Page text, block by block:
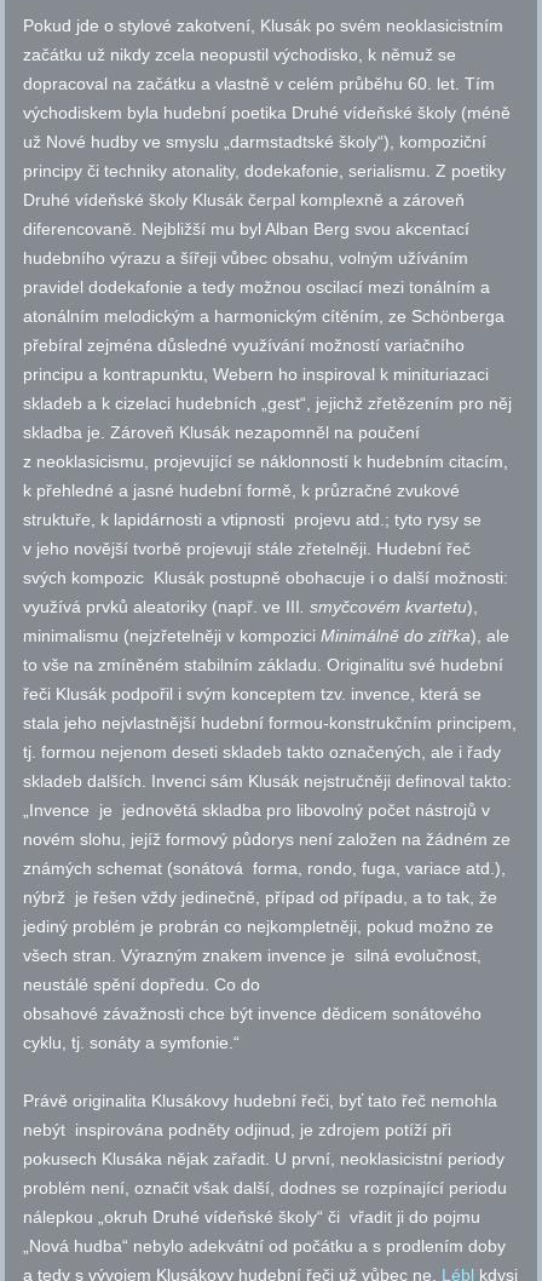
Pokud jde o stylové zakotvení, Klusák po svém neoklasicistním
začátku už nikdy zcela neopustil východisko, k němuž se
dopracoval na začátku a vlastně v celém průběhu 60. let. Tím
východiskem byla hudební poetika Druhé vídeňské školy (méně
už Nové hudby ve smyslu „darmstadtské školy“), kompoziční
principy či techniky atonality, dodekafonie, serialismu. Z poetiky
Druhé vídeňské školy Klusák čerpal komplexně a zároveň
diferencovaně. Nejbližší mu byl Alban Berg svou akcentací
hudebního výrazu a šířeji vůbec obsahu, volným užíváním
pravidel dodekafonie a tedy možnou oscilací mezi tonálním a
atonálním melodickým a harmonickým cítěním, ze Schönberga
přebíral zejména důsledné využívání možností variačního
principu a kontrapunktu, Webern ho inspiroval k minituriazaci
skladeb a k cizelaci hudebních „gest“, jejichž zřetězením pro něj
skladba je. Zároveň Klusák nezapomněl na poučení
z neoklasicismu, projevující se náklonností k hudebním citacím,
k přehledné a jasné hudební formě, k průzračné zvukové
struktuře, k lapidárnosti a vtipnosti projevuatd.; tyto rysy se
v jeho novější tvorbě projevují stále zřetelněji. Hudební řeč
svých kompozic Klusák postupně obohacuje i o další možnosti:
využívá prvků aleatoriky (např. ve III. smyčcovém kvartetu),
minimalismu (nejzřetelněji v kompoziciMinimálně do zítřka), ale
to vše na zmíněném stabilním základu. Originalitu své hudební
řeči Klusák podpořil i svým konceptemtzv. invence, která se
stala jeho nejvlastnější hudební formou-konstrukčním principem,
tj. formou nejenom deseti skladeb takto označených, ale i řady
skladeb dalších. Invenci sám Klusák nejstručněji definoval takto:
„Invence je jednovětá skladba pro libovolný počet nástrojů v
novém slohu, jejíž formový půdorys není založen na žádném ze
známých schemat (sonátová forma, rondo, fuga, variaceatd.),
nýbrž je řešen vždy jedinečně, případ od případu, a to tak, že
jediný problém je probrán co nejkompletněji, pokud možno ze
všech stran. Výrazným znakem invence je silná evolučnost,
neustálé spění dopředu. Co do
obsahové závažnosti chce být invence dědicem sonátového
cyklu,tj. sonáty a symfonie.“
Právě originalita Klusákovy hudební řeči, byť tato řeč nemohla
nebýt inspirována podněty odjinud, je zdrojem potíží při
pokusech Klusáka nějak zařadit. U první, neoklasicistní periody
problém není, označit však další, dodnes se rozpínající periodu
nálepkou „okruh Druhé vídeňské školy“ či vřadit ji do pojmu
„Nová hudba“ nebylo adekvátní od počátku a s prodlením doby
a tedy s vývojem Klusákovy hudební řeči už vůbec ne. Lébl kdysi